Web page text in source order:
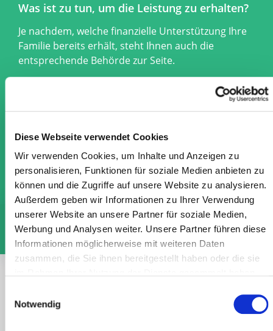
Diese Webseite verwendet Cookies
Wir verwenden Cookies, um Inhalte und Anzeigen zu
personalisieren, Funktionen für soziale Medien anbieten zu
können und die Zugriffe auf unsere Website zu analysieren.
Außerdem geben wir Informationen zu Ihrer Verwendung
unserer Website an unsere Partner für soziale Medien,
Werbung und Analysen weiter. Unsere Partner führen diese
Informationen möglicherweise mit weiteren Daten
zusammen, die Sie ihnen bereitgestellt haben oder die sie
Notwendig
Was ist zu tun, um die Leistung zu erhalten?
Je nachdem, welche finanzielle Unterstützung Ihre
Familie bereits erhält, steht Ihnen auch die
entsprechende Behörde zur Seite.
Wenn Ihre Familie Bürgergeld oder Sozialgeld
Wohngeld, Kinderzuschlag oder
Asylbewerberleistungen erhält:
Stadtverwaltung Worms
Wofür wird die
Unterstützung
geleistet?
Wer hat
Anspruch auf
die Leistungen?
Was ist zu tun, um
die Leistung zu
erhalten?